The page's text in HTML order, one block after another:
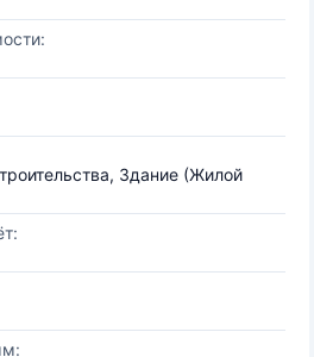
Здание (Жилой